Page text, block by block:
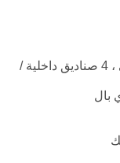
25 قطعة / بوليباغ / صندوق داخلي ، 4 صناديق داخلية /